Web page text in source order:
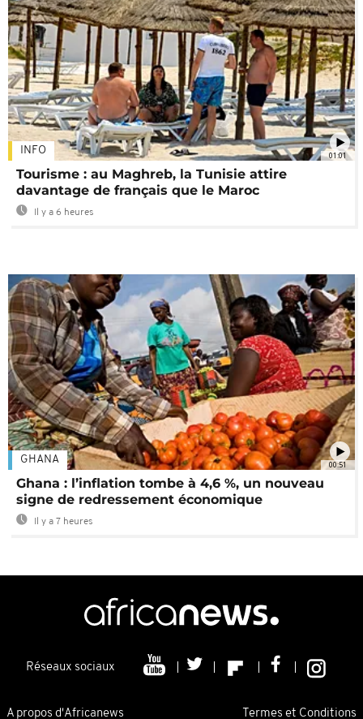
01:01
INFO
Tourisme : au Maghreb, la Tunisie attire
davantage de français que le Maroc
Il y a 6 heures
00:51
GHANA
Ghana : l’inflation tombe à 4,6 %, un nouveau
signe de redressement économique
Il y a 7 heures
Réseaux sociaux
A propos d'Africanews Termes et Conditions